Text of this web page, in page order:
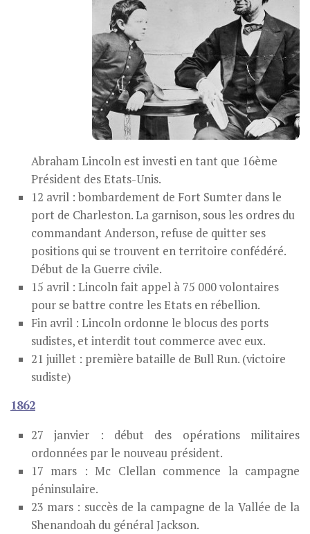
Abraham Lincoln est investi en tant que 16ème
Président des Etats-Unis.
12 avril : bombardement de Fort Sumter dans le
port de Charleston. La garnison, sous les ordres du
commandant Anderson, refuse de quitter ses
positions qui se trouvent en territoire confédéré.
Début de la Guerre civile.
15 avril : Lincoln fait appel à 75 000 volontaires
pour se battre contre les Etats en rébellion.
Fin avril : Lincoln ordonne le blocus des ports
sudistes, et interdit tout commerce avec eux.
21 juillet : première bataille de Bull Run. (victoire
sudiste)
1862
27 janvier : début des opérations militaires
ordonnées par le nouveau président.
17 mars : Mc Clellan commence la campagne
péninsulaire.
23 mars : succès de la campagne de la Vallée de la
Shenandoah du général Jackson.